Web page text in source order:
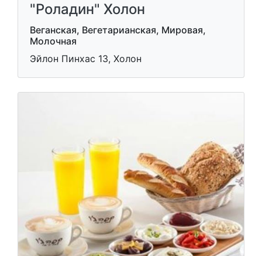
"Роладин" Холон
Веганская, Вегетарианская, Мировая,
Молочная
Эйлон Пинхас 13, Холон